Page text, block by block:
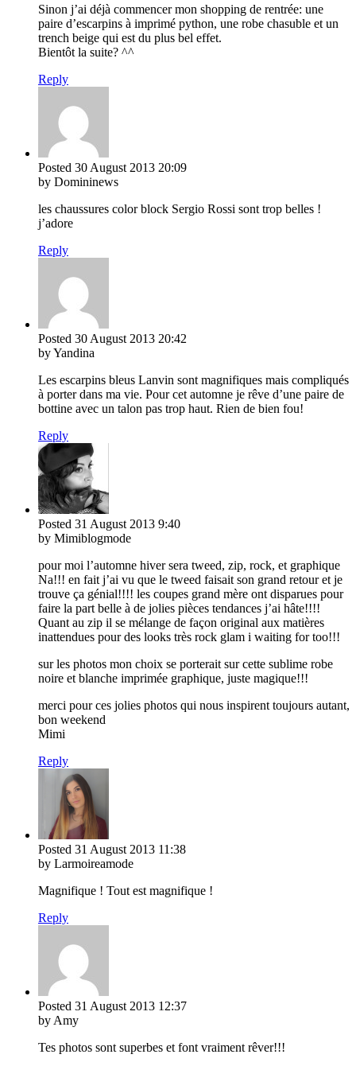
Sinon j’ai déjà commencer mon shopping de rentrée: une
paire d’escarpins à imprimé python, une robe chasuble et un
trench beige qui est du plus bel effet.
Bientôt la suite? ^^
Reply
Posted 30 August 2013 20:09
by Domininews
les chaussures color block Sergio Rossi sont trop belles !
j’adore
Reply
Posted 30 August 2013 20:42
by Yandina
Les escarpins bleus Lanvin sont magnifiques mais compliqués
à porter dans ma vie. Pour cet automne je rêve d’une paire de
bottine avec un talon pas trop haut. Rien de bien fou!
Reply
Posted 31 August 2013 9:40
by Mimiblogmode
pour moi l’automne hiver sera tweed, zip, rock, et graphique
Na!!! en fait j’ai vu que le tweed faisait son grand retour et je
trouve ça génial!!!! les coupes grand mère ont disparues pour
faire la part belle à de jolies pièces tendances j’ai hâte!!!!
Quant au zip il se mélange de façon original aux matières
inattendues pour des looks très rock glam i waiting for too!!!
sur les photos mon choix se porterait sur cette sublime robe
noire et blanche imprimée graphique, juste magique!!!
merci pour ces jolies photos qui nous inspirent toujours autant,
bon weekend
Mimi
Reply
Posted 31 August 2013 11:38
by Larmoireamode
Magnifique ! Tout est magnifique !
Reply
Posted 31 August 2013 12:37
by Amy
Tes photos sont superbes et font vraiment rêver!!!